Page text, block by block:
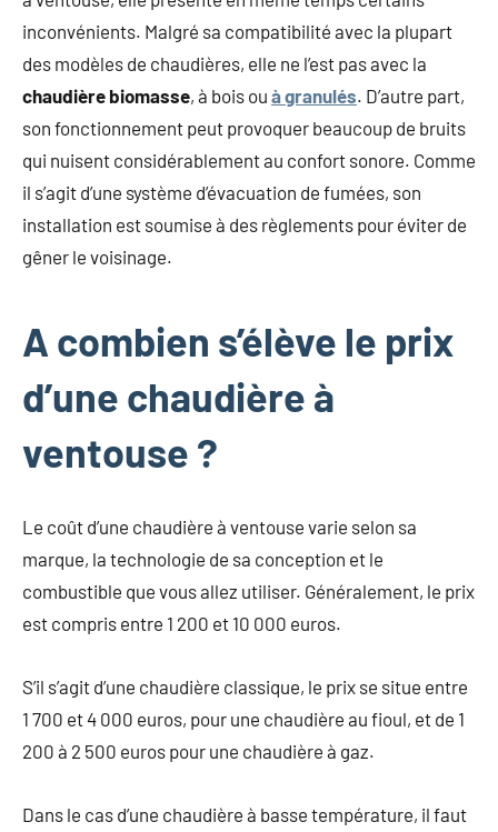
inconvénients. Malgré sa compatibilité avec la plupart
des modèles de chaudières, elle ne l’est pas avec la
chaudière biomasse, à bois ou à granulés. D’autre part,
son fonctionnement peut provoquer beaucoup de bruits
qui nuisent considérablement au confort sonore. Comme
il s’agit d’une système d’évacuation de fumées, son
installation est soumise à des règlements pour éviter de
gêner le voisinage.
A combien s’élève le prix
d’une chaudière à
ventouse ?
Le coût d’une chaudière à ventouse varie selon sa
marque, la technologie de sa conception et le
combustible que vous allez utiliser. Généralement, le prix
est compris entre 1 200 et 10 000 euros.
S’il s’agit d’une chaudière classique, le prix se situe entre
1 700 et 4 000 euros, pour une chaudière au fioul, et de 1
200 à 2 500 euros pour une chaudière à gaz.
Dans le cas d’une chaudière à basse température, il faut